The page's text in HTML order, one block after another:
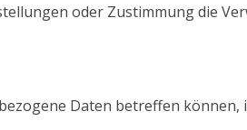
oder Zustimmung die
Daten betreffen